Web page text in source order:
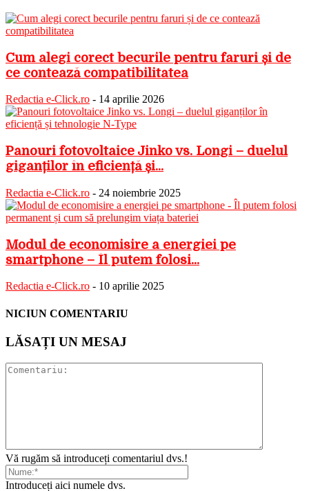
Cum alegi corect becurile pentru faruri și de
ce contează compatibilitatea
Redactia e-Click.ro - 14 aprilie 2026
Panouri fotovoltaice Jinko vs. Longi – duelul
giganților în eficiență și...
Redactia e-Click.ro - 24 noiembrie 2025
Modul de economisire a energiei pe
smartphone – Îl putem folosi...
Redactia e-Click.ro - 10 aprilie 2025
NICIUN COMENTARIU
LĂSAȚI UN MESAJ
Vă rugăm să introduceți comentariul dvs.!
Introduceți aici numele dvs.